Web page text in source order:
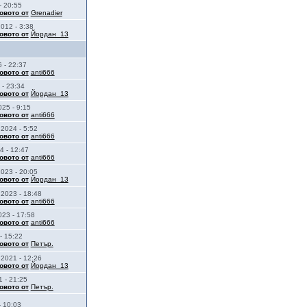
20:55
от Grenadier
- 3:38
от Йордан_13
- 22:37
от anti666
- 23:34
от Йордан_13
- 9:15
от anti666
- 5:52
от anti666
- 12:47
от anti666
- 20:05
от Йордан_13
- 18:48
от anti666
- 17:58
от anti666
15:22
от Петър.
- 12:26
от Йордан_13
- 21:25
от Петър.
10:03